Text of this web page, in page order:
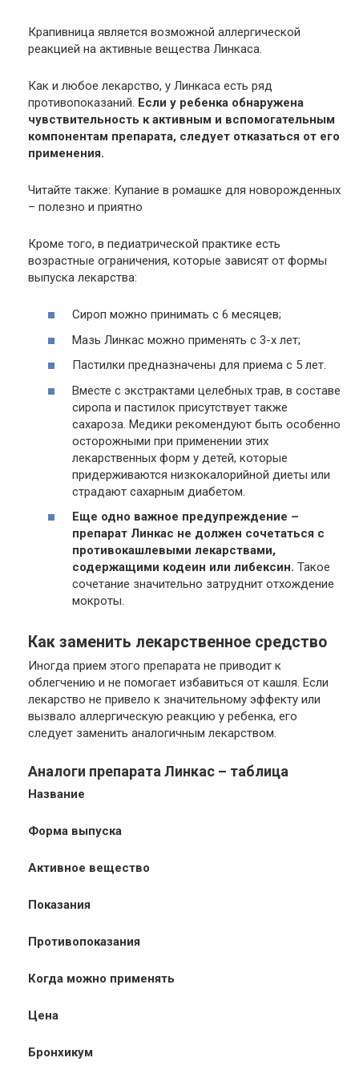
Крапивница является возможной аллергической
реакцией на активные вещества Линкаса.
Как и любое лекарство, у Линкаса есть ряд
противопоказаний. Если у ребенка обнаружена
чувствительность к активным и вспомогательным
компонентам препарата, следует отказаться от его
применения.
Читайте также: Купание в ромашке для новорожденных
– полезно и приятно
Кроме того, в педиатрической практике есть
возрастные ограничения, которые зависят от формы
выпуска лекарства:
Сироп можно принимать с 6 месяцев;
Мазь Линкас можно применять с 3-х лет;
Пастилки предназначены для приема с 5 лет.
Вместе с экстрактами целебных трав, в составе
сиропа и пастилок присутствует также
сахароза. Медики рекомендуют быть особенно
осторожными при применении этих
лекарственных форм у детей, которые
придерживаются низкокалорийной диеты или
страдают сахарным диабетом.
Еще одно важное предупреждение –
препарат Линкас не должен сочетаться с
противокашлевыми лекарствами,
содержащими кодеин или либексин. Такое
сочетание значительно затруднит отхождение
мокроты.
Как заменить лекарственное средство
Иногда прием этого препарата не приводит к
облегчению и не помогает избавиться от кашля. Если
лекарство не привело к значительному эффекту или
вызвало аллергическую реакцию у ребенка, его
следует заменить аналогичным лекарством.
Аналоги препарата Линкас – таблица
Название
Форма выпуска
Активное вещество
Показания
Противопоказания
Когда можно применять
Цена
Бронхикум